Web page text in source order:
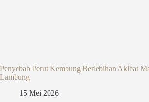
Penyebab Perut Kembung Berlebihan Akibat
Lambung
15 Mei 2026